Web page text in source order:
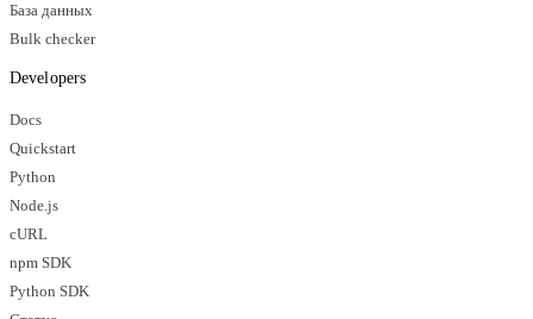
База данных
Bulk checker
Developers
Docs
Quickstart
Python
Node.js
cURL
npm SDK
Python SDK